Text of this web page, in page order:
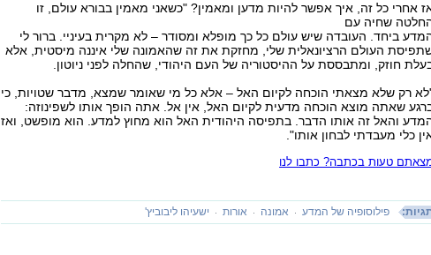
אחרי כל זה, איך אפשר להיות מדען ומאמין? "כשאני מאמין בבורא עולם, זו
שחיה עם
ביחד. העובדה שיש עולם כל כך מופלא ומסודר – לא מקרית בעיניי. ברור לי
העולם הרציונאלית שלי, מחזקת את זה שהאמונה שלי איננה מיסטית, אלא
חוזק, ומתבססת על ההיסטוריה של העם היהודי, שהחלה לפני ניוטון.
רק שלא מצאתי הוכחה לקיום האל – אלא כל מי שאומר שמצא, מדבר שטויות, כי
שאתה מוצא הוכחה מדעית לקיום האל, אין אל. אתה הופך אותו לשפינוזה:
והאל זה אותו הדבר. בתפיסה היהודית האל הוא מחוץ למדע. הוא מופשט, ואז
כלי מעבדתי לבחון אותו".
טעות בכתבה? כתבו לנו
פילוסופיה של המדע אמונה אורות ישעיהו ליבוביץ'